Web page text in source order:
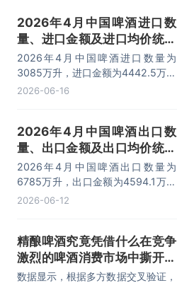
2026年4月中国啤酒进口数
量、进口金额及进口均价统计
分析
2026年4月中国啤酒进口数量为
3085万升，进口金额为4442.5万美
元，进口均价为1.4美元/升。
2026-06-16
2026年4月中国啤酒出口数
量、出口金额及出口均价统计
分析
2026年4月中国啤酒出口数量为
6785万升，出口金额为4594.1万美
元，出口均价为0.7美元/升。
2026-06-12
精酿啤酒究竟凭借什么在竞争
激烈的啤酒消费市场中撕开一
道口子？
数据显示，根据多方数据交叉验证，